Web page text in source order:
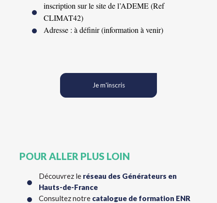
inscription sur le site de l’ADEME (Ref
CLIMAT42)
Adresse : à définir (information à venir)
Je m'inscris
POUR ALLER PLUS LOIN
Découvrez le réseau des Générateurs en
Hauts-de-France
Consultez notre catalogue de formation ENR